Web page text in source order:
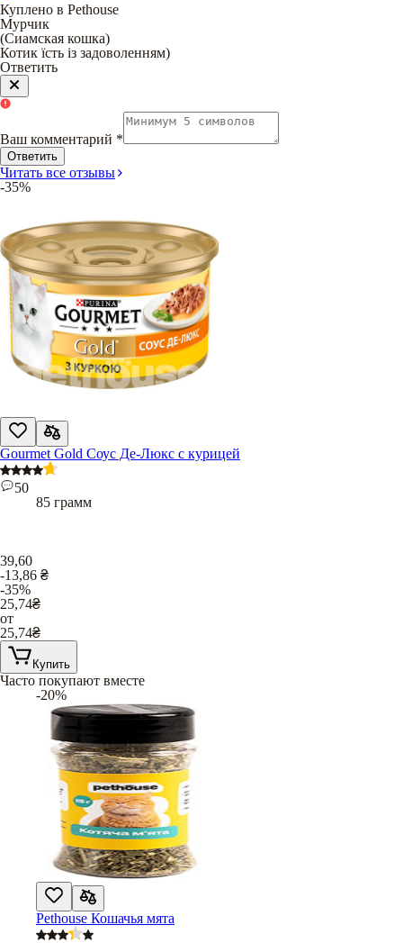
Куплено в Pethouse
Мурчик
(Сиамская кошка)
Котик їсть із задоволенням)
Ответить
Ваш комментарий *
Ответить
Читать все отзывы
-35%
Gourmet Gold Соус Де-Люкс с курицей
50
85 грамм
39,60
-13,86 ₴
-35%
25,74₴
от
25,74₴
Купить
Часто покупают вместе
-20%
Pethouse Кошачья мята